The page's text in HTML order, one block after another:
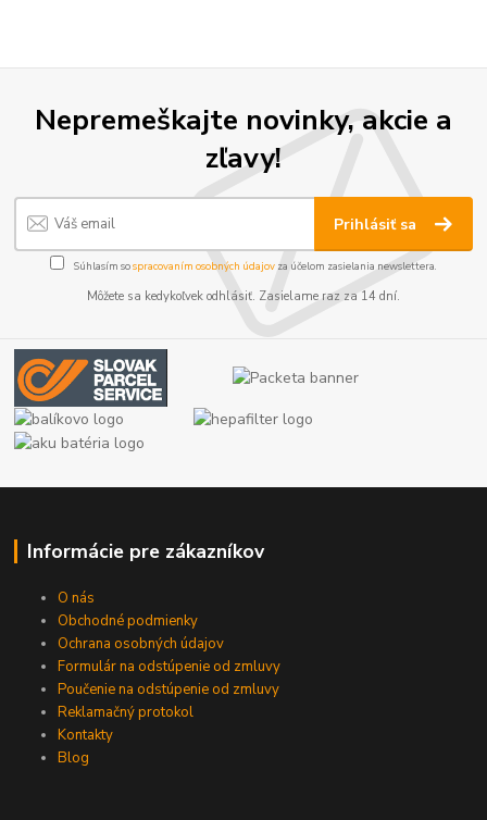
Nepremeškajte novinky, akcie a
zľavy!
Prihlásiť sa
Súhlasím sospracovaním osobných údajov za účelom zasielania newslettera.
Môžete sa kedykoľvek odhlásiť. Zasielame raz za 14 dní.
Informácie pre zákazníkov
O nás
Obchodné podmienky
Ochrana osobných údajov
Formulár na odstúpenie od zmluvy
Poučenie na odstúpenie od zmluvy
Reklamačný protokol
Kontakty
Blog